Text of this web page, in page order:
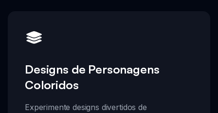
Designs de Personagens
Coloridos
Experimente designs divertidos de